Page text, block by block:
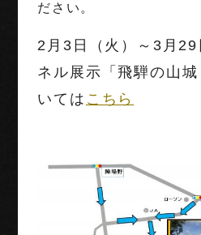
ださい。
2月3日（火）～3月
ネル展示「飛騨の山
いては こちら